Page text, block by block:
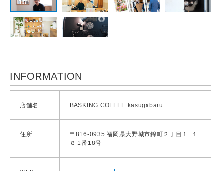
INFORMATION
店舗名 BASKING COFFEE kasugabaru
住所
〒816-0935 福岡県大野城市錦町２丁目１−１
８ 1番18号